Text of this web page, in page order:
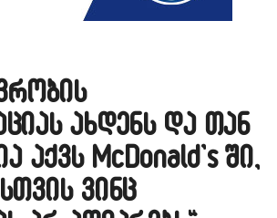
ახდენს და თან
აქვს McDonald’s ში,
ვინც